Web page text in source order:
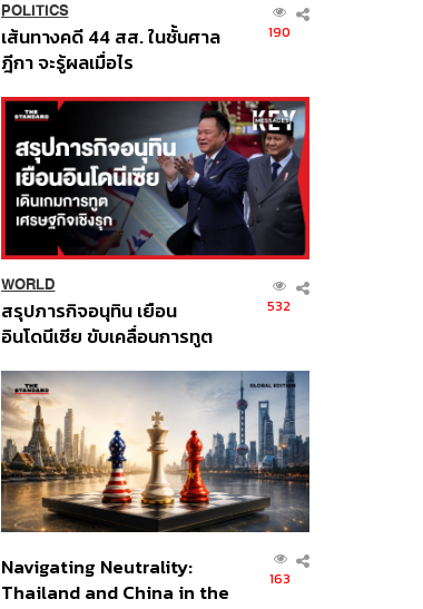
POLITICS
เส้นทางคดี 44 สส. ในชั้นศาล
ฎีกา จะรู้ผลเมื่อไร
190
WORLD
สรุปภารกิจอนุทิน เยือน
อินโดนีเซีย ขับเคลื่อนการทูต
ส่วนยุทธศาสตร์ไทย –
อินโดนีเซีย
532
Navigating Neutrality:
Thailand and China in the
163